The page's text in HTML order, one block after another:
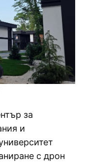
за
и
с дрон